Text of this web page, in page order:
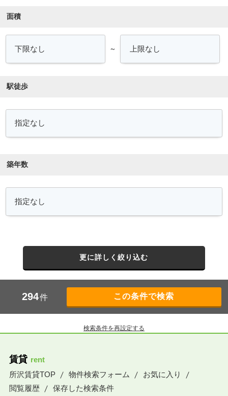
面積
～
駅徒歩
築年数
更に詳しく絞り込む
294件
検索条件を再設定する
賃貸 rent
所沢賃貸TOP
物件検索フォーム
お気に入り
閲覧履歴
保存した検索条件